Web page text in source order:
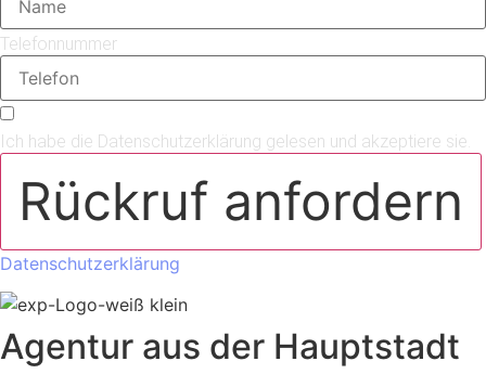
Telefonnummer
Ich habe die Datenschutzerklärung gelesen und akzeptiere sie.
Rückruf anfordern
Datenschutzerklärung
Agentur aus der Hauptstadt